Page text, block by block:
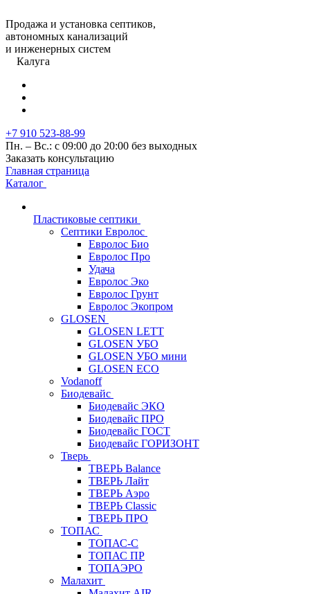
Продажа и установка септиков,
автономных канализаций
и инженерных систем
Калуга
+7 910 523-88-99
Пн. – Вс.: с 09:00 до 20:00 без выходных
Заказать консультацию
Главная страница
Каталог
Пластиковые септики
Септики Евролос
Евролос Био
Евролос Про
Удача
Евролос Эко
Евролос Грунт
Евролос Экопром
GLOSEN
GLOSEN LETT
GLOSEN УБО
GLOSEN УБО мини
GLOSEN ECO
Vodanoff
Биодевайс
Биодевайс ЭКО
Биодевайс ПРО
Биодевайс ГОСТ
Биодевайс ГОРИЗОНТ
Тверь
ТВЕРЬ Balance
ТВЕРЬ Лайт
ТВЕРЬ Аэро
ТВЕРЬ Classic
ТВЕРЬ ПРО
ТОПАС
ТОПАС-С
ТОПАС ПР
ТОПАЭРО
Малахит